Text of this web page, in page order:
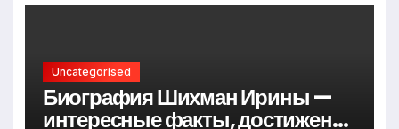
Uncategorised
Биография Шихман Ирины —
интересные факты, достижения